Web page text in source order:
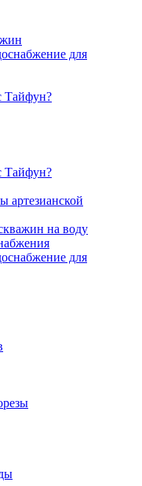
для
Тайфун?
Тайфун?
артезианской
на воду
для